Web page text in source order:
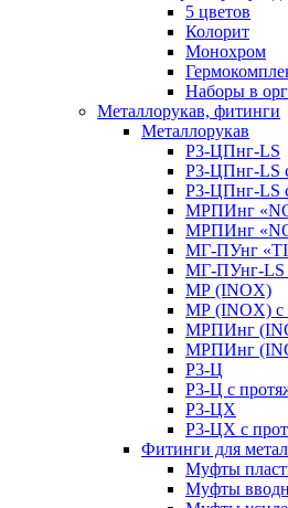
5 цветов
Колорит
Монохром
Наборы в
Металлорукав, фитинги
Металлорукав
Р3-ЦПнг-LS
Р3-ЦПнг-LS
Р3-ЦПнг-LS
МРПИнг
МРПИнг
МГ-ПУнг
МГ-ПУнг-LS
МР (INOX)
МР (INOX) с
МРПИнг
МРПИнг
Р3-Ц
Р3-Ц с
Р3-ЦХ
Р3-ЦХ с
Фитинги для
Муфты
Муфты